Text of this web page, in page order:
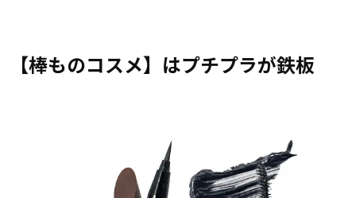
【棒ものコスメ】はプチプラが鉄板